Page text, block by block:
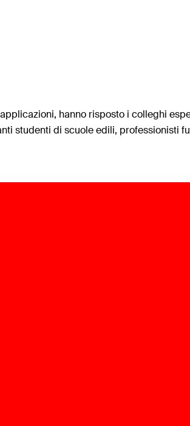
hanno risposto i colleghi
studenti di scuole edili, professionisti